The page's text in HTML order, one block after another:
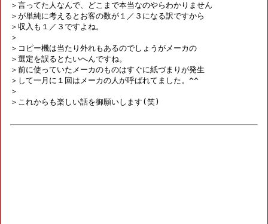
＞言ってた人なんで、どこまで本当なのやらわかりません
＞が単純に考えるとお客の数が１／３になる訳ですから
＞収入も１／３ですよね。
＞
＞コピー機は当たり外れもあるのでしょうがメーカの
＞選定を誤るとたいへんですね。
＞前に使っていたメーカのものはすぐに紙づまりが発生
＞して一月に１回はメーカの人が呼ばれてました。^^
＞
＞これからも楽しい話を御願いします(笑)